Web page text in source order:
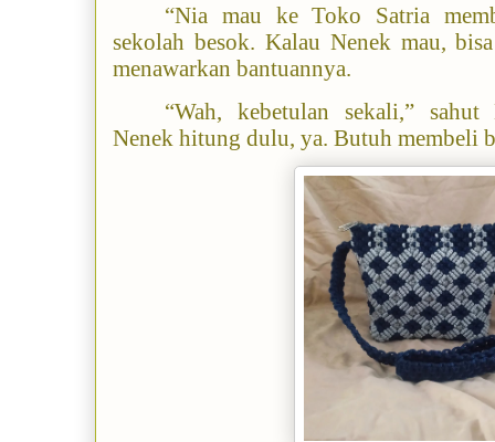
“Nia mau ke Toko Satria
sekolah besok. Kalau Nenek mau,
menawarkan bantuannya.
“Wah, kebetulan sekali,” sahut
Nenek hitung dulu, ya. Butuh membeli